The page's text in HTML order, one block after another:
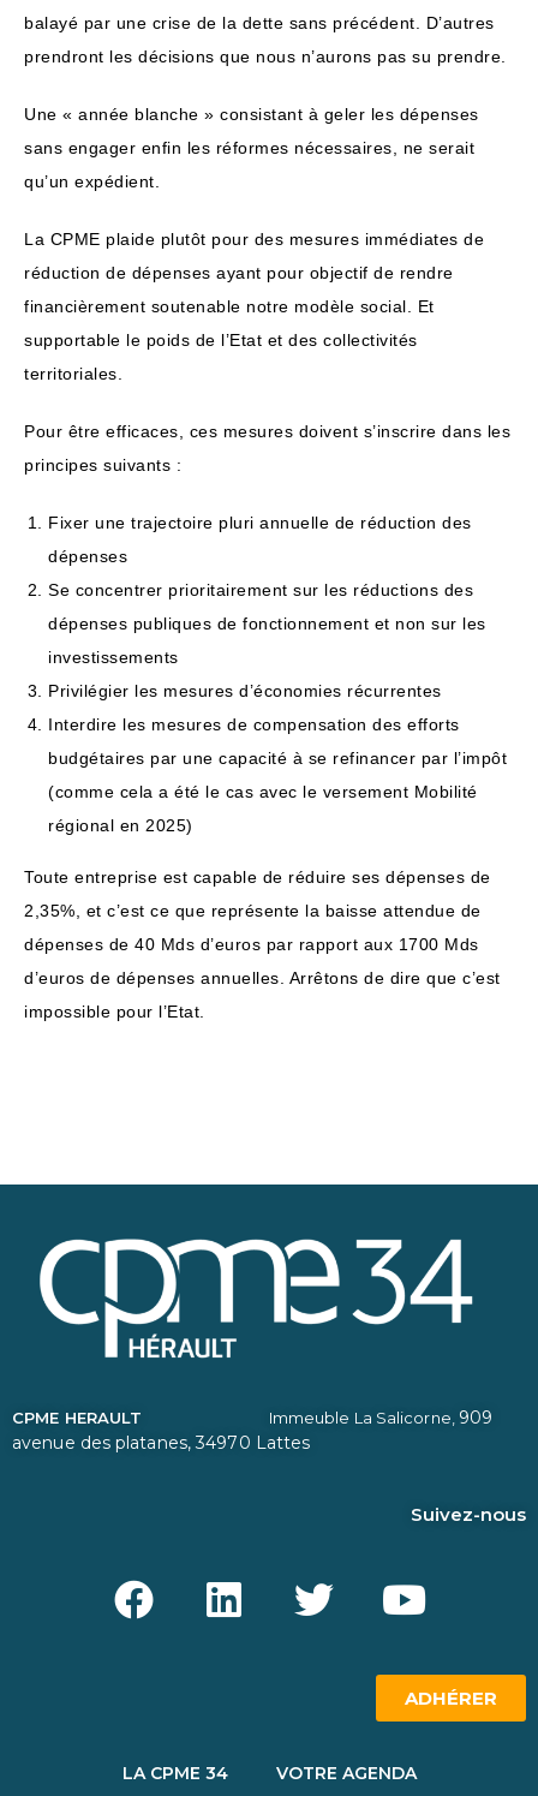
balayé par une crise de la dette sans précédent. D’autres
prendront les décisions que nous n’aurons pas su prendre.
Une « année blanche » consistant à geler les dépenses
sans engager enfin les réformes nécessaires, ne serait
qu’un expédient.
La CPME plaide plutôt pour des mesures immédiates de
réduction de dépenses ayant pour objectif de rendre
financièrement soutenable notre modèle social. Et
supportable le poids de l’Etat et des collectivités
territoriales.
Pour être efficaces, ces mesures doivent s’inscrire dans les
principes suivants :
Fixer une trajectoire pluri annuelle de réduction des
dépenses
Se concentrer prioritairement sur les réductions des
dépenses publiques de fonctionnement et non sur les
investissements
Privilégier les mesures d’économies récurrentes
Interdire les mesures de compensation des efforts
budgétaires par une capacité à se refinancer par l’impôt
(comme cela a été le cas avec le versement Mobilité
régional en 2025)
Toute entreprise est capable de réduire ses dépenses de
2,35%, et c’est ce que représente la baisse attendue de
dépenses de 40 Mds d’euros par rapport aux 1700 Mds
d’euros de dépenses annuelles. Arrêtons de dire que c’est
impossible pour l’Etat.
CPME HERAULT Immeuble La Salicorne, 909
avenue des platanes,34970 Lattes
Suivez-nous
ADHÉRER
LA CPME 34 VOTRE AGENDA